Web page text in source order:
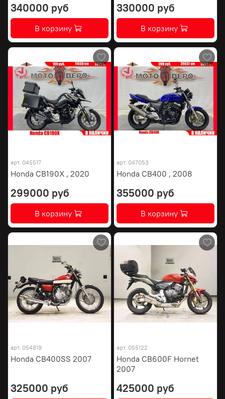
340000 руб
В корзину
330000 руб
В корзину
арт. 045517
Honda CB190X , 2020
299000 руб
В корзину
арт. 047053
Honda CB400 , 2008
355000 руб
В корзину
арт. 054819
Honda CB400SS 2007
325000 руб
арт. 055122
Honda CB600F Hornet
2007
425000 руб